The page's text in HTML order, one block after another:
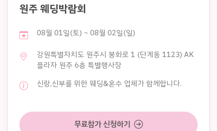
원주 웨딩박람회
08월 01일(토) ~ 08월 02일(일)
강원특별자치도 원주시 봉화로 1 (단계동 1123) AK
플라자 원주 6층 특별행사장
신랑,신부를 위한 웨딩&혼수 업체가 함께합니다.
무료참가 신청하기